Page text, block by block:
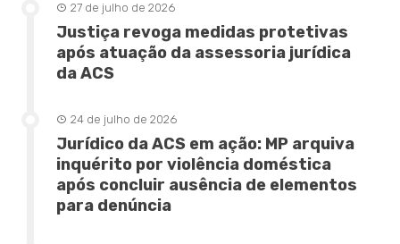
27 de julho de 2026
Justiça revoga medidas protetivas
após atuação da assessoria jurídica
da ACS
24 de julho de 2026
Jurídico da ACS em ação: MP arquiva
inquérito por violência doméstica
após concluir ausência de elementos
para denúncia